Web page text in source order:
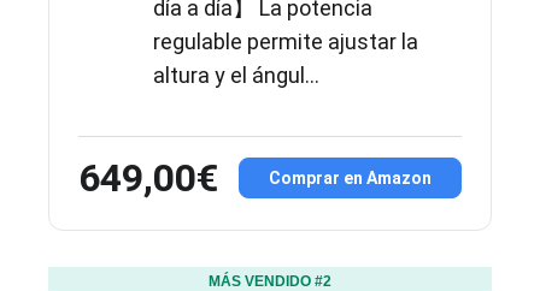
día a día】 La potencia
regulable permite ajustar la
altura y el ángul...
649,00€ Comprar en Amazon
MÁS VENDIDO #2